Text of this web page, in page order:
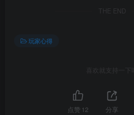
THE END
玩家心得
喜欢就支持一下
点赞 12 分享